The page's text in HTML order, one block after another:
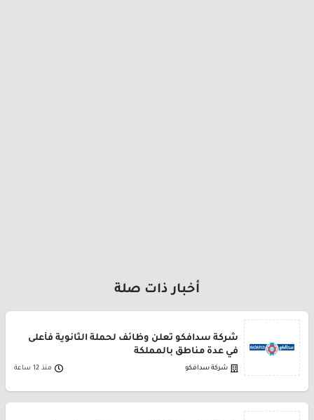
أخبار ذات صلة
شركة سدافكو تعلن وظائف لحملة الثانوية فأعلى
في عدة مناطق بالمملكة
شركة سدافكو منذ 12 ساعة